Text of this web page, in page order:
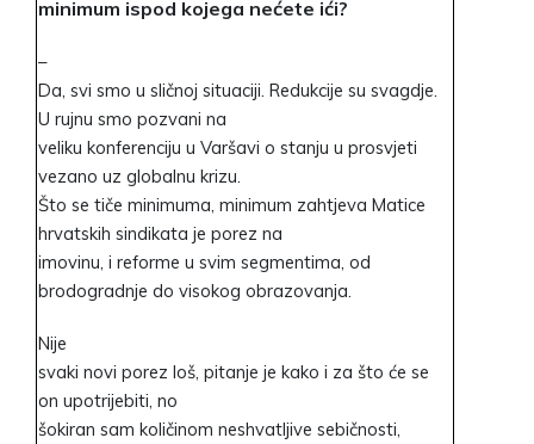
minimum ispod kojega nećete ići?
–
Da, svi smo u sličnoj situaciji. Redukcije su svagdje.
U rujnu smo pozvani na
veliku konferenciju u Varšavi o stanju u prosvjeti
vezano uz globalnu krizu.
Što se tiče minimuma, minimum zahtjeva Matice
hrvatskih sindikata je porez na
imovinu, i reforme u svim segmentima, od
brodogradnje do visokog obrazovanja.
Nije
svaki novi porez loš, pitanje je kako i za što će se
on upotrijebiti, no
šokiran sam količinom neshvatljive sebičnosti,